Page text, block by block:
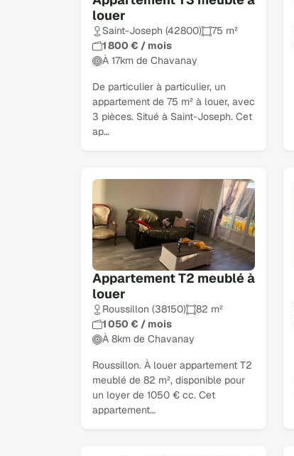
louer
Saint-Joseph (42800)
75 m²
1 800 € / mois
À 17km de Chavanay
De particulier à particulier, un
appartement de 75 m² à louer, avec
3 pièces. Situé à Saint-Joseph. Cet
ap…
Appartement T2 meublé à
louer
Roussillon (38150)
82 m²
1 050 € / mois
À 8km de Chavanay
Roussillon. À louer appartement T2
meublé de 82 m², disponible pour
un loyer de 1050 € cc. Cet
appartement…